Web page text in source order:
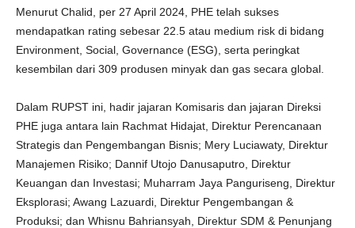
Menurut Chalid, per 27 April 2024, PHE telah sukses
mendapatkan rating sebesar 22.5 atau medium risk di bidang
Environment, Social, Governance (ESG), serta peringkat
kesembilan dari 309 produsen minyak dan gas secara global.
Dalam RUPST ini, hadir jajaran Komisaris dan jajaran Direksi
PHE juga antara lain Rachmat Hidajat, Direktur Perencanaan
Strategis dan Pengembangan Bisnis; Mery Luciawaty, Direktur
Manajemen Risiko; Dannif Utojo Danusaputro, Direktur
Keuangan dan Investasi; Muharram Jaya Panguriseng, Direktur
Eksplorasi; Awang Lazuardi, Direktur Pengembangan &
Produksi; dan Whisnu Bahriansyah, Direktur SDM & Penunjang